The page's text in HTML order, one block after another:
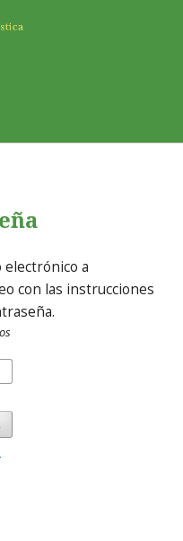
electrónico a
con las instrucciones